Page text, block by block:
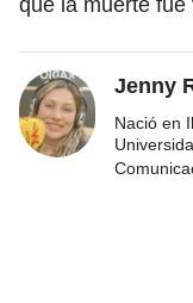
Jenny
Nació en